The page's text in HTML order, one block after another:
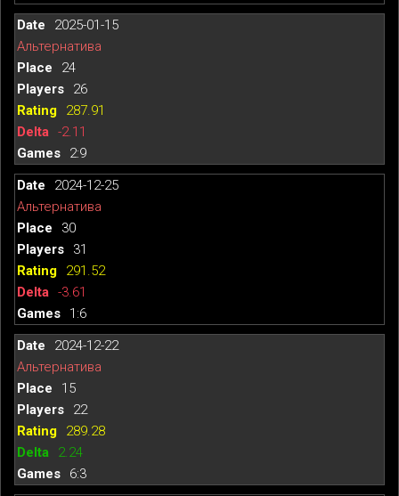
2025-01-15
Альтернатива
24
26
287.91
-2.11
2:9
2024-12-25
Альтернатива
30
31
291.52
-3.61
1:6
2024-12-22
Альтернатива
15
22
289.28
2.24
6:3